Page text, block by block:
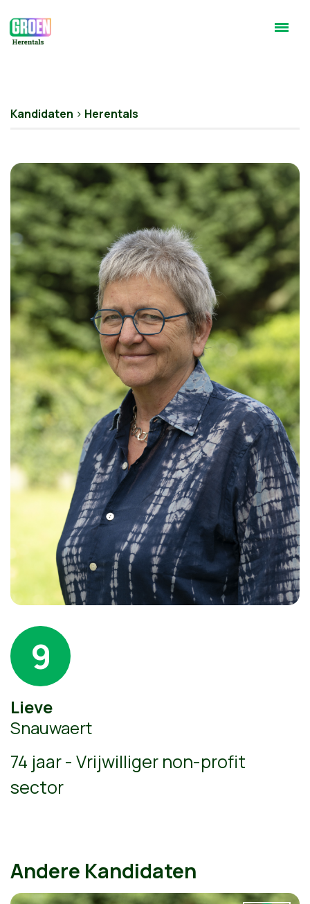
Kandidaten > Herentals
9
Lieve
Snauwaert
74 jaar - Vrijwilliger non-profit
sector
Andere Kandidaten